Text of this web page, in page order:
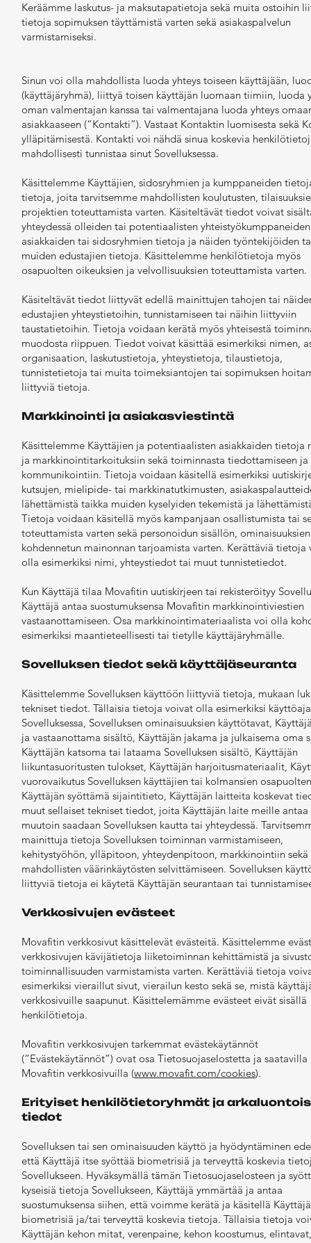
Keräämme laskutus- ja maksutapatietoja sekä muita ostoihin
tietoja sopimuksen täyttämistä varten sekä asiakaspalvelun
varmistamiseksi.
Sinun voi olla mahdollista luoda yhteys toiseen käyttäjään,
(käyttäjäryhmä), liittyä toisen käyttäjän luomaan tiimiin, luoda
oman valmentajan kanssa tai valmentajana luoda yhteys
asiakkaaseen (“Kontakti”). Vastaat Kontaktin luomisesta sekä
ylläpitämisestä. Kontakti voi nähdä sinua koskevia
mahdollisesti tunnistaa sinut Sovelluksessa.
Käsittelemme Käyttäjien, sidosryhmien ja kumppaneiden
tietoja, joita tarvitsemme mahdollisten koulutusten,
projektien toteuttamista varten. Käsiteltävät tiedot voivat
yhteydessä olleiden tai potentiaalisten
asiakkaiden tai sidosryhmien tietoja ja näiden työntekijöiden
muiden edustajien tietoja. Käsittelemme henkilötietoja myös
osapuolten oikeuksien ja velvollisuuksien toteuttamista varten.
Käsiteltävät tiedot liittyvät edellä mainittujen tahojen tai
edustajien yhteystietoihin, tunnistamiseen tai näihin liittyviin
taustatietoihin. Tietoja voidaan kerätä myös yhteisestä
muodosta riippuen. Tiedot voivat käsittää esimerkiksi nimen,
organisaation, laskutustietoja, yhteystietoja, tilaustietoja,
tunnistetietoja tai muita toimeksiantojen tai sopimuksen
liittyviä tietoja.
Markkinointi ja asiakasviestintä
Käsittelemme Käyttäjien ja potentiaalisten asiakkaiden tietoja
ja markkinointitarkoituksiin sekä toiminnasta tiedottamiseen ja
kommunikointiin. Tietoja voidaan käsitellä esimerkiksi
kutsujen, mielipide- tai markkinatutkimusten,
lähettämistä taikka muiden kyselyiden tekemistä ja
Tietoja voidaan käsitellä myös kampanjaan osallistumista tai
toteuttamista varten sekä personoidun sisällön,
kohdennetun mainonnan tarjoamista varten. Kerättäviä tietoja
olla esimerkiksi nimi, yhteystiedot tai muut tunnistetiedot.
Kun Käyttäjä tilaa Movafitin uutiskirjeen tai rekisteröityy
Käyttäjä antaa suostumuksensa Movafitin markkinointiviestien
vastaanottamiseen. Osa markkinointimateriaalista voi olla
esimerkiksi maantieteellisesti tai tietylle käyttäjäryhmälle.
Sovelluksen tiedot sekä käyttäjäseuranta
Käsittelemme Sovelluksen käyttöön liittyviä tietoja, mukaan
tekniset tiedot. Tällaisia tietoja voivat olla esimerkiksi
Sovelluksessa, Sovelluksen ominaisuuksien käyttötavat,
ja vastaanottama sisältö, Käyttäjän jakama ja julkaisema oma
Käyttäjän katsoma tai lataama Sovelluksen sisältö, Käyttäjän
liikuntasuoritusten tulokset, Käyttäjän harjoitusmateriaalit,
vuorovaikutus Sovelluksen käyttäjien tai kolmansien
Käyttäjän syöttämä sijaintitieto, Käyttäjän laitteita koskevat
muut sellaiset tekniset tiedot, joita Käyttäjän laite meille
muutoin saadaan Sovelluksen kautta tai yhteydessä.
mainittuja tietoja Sovelluksen toiminnan varmistamiseen,
kehitystyöhön, ylläpitoon, yhteydenpitoon, markkinointiin sekä
mahdollisten väärinkäytösten selvittämiseen. Sovelluksen
liittyviä tietoja ei käytetä Käyttäjän seurantaan tai
Verkkosivujen evästeet
Movafitin verkkosivut käsittelevät evästeitä. Käsittelemme
verkkosivujen kävijätietoja liiketoiminnan kehittämistä ja
toiminnallisuuden varmistamista varten. Kerättäviä tietoja
esimerkiksi vieraillut sivut, vierailun kesto sekä se, mistä
verkkosivuille saapunut. Käsittelemämme evästeet eivät sisällä
henkilötietoja.
Movafitin verkkosivujen tarkemmat evästekäytännöt
(“Evästekäytännöt”) ovat osa Tietosuojaselostetta ja saatavilla
Movafitin verkkosivuilla (www.movafit.com/cookies).
Erityiset henkilötietoryhmät ja
tiedot
Sovelluksen tai sen ominaisuuden käyttö ja hyödyntäminen
että Käyttäjä itse syöttää biometrisiä ja terveyttä koskevia
Sovellukseen. Hyväksymällä tämän Tietosuojaselosteen ja
kyseisiä tietoja Sovellukseen, Käyttäjä ymmärtää ja antaa
suostumuksensa siihen, että voimme kerätä ja käsitellä
biometrisiä ja/tai terveyttä koskevia tietoja. Tällaisia tietoja
Käyttäjän kehon mitat, verenpaine, kehon koostumus,